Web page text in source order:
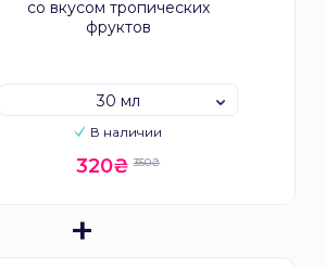
со вкусом тропических
фруктов
В наличии
350₴
320₴
30 мл
+